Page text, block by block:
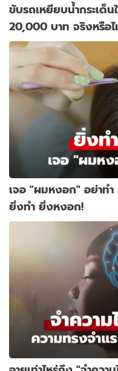
ขับรถเหยียบน้ำกระเด็
20,000 บาท จริงหรือไ
เจอ "ผมหงอก" อย่าท
ยิ่งทำ ยิ่งหงอก!